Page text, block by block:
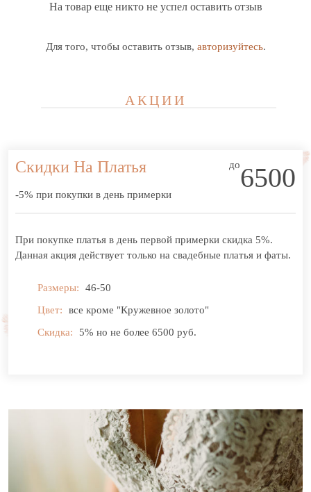
На товар еще никто не успел оставить отзыв
Для того, чтобы оставить отзыв, авторизуйтесь.
АКЦИИ
Скидки На Платья
-5% при покупки в день примерки
до6500
При покупке платья в день первой примерки скидка 5%.
Данная акция действует только на свадебные платья и фаты.
Размеры:
46-50
Цвет:
все кроме "Кружевное золото"
Скидка:
5% но не более 6500 руб.